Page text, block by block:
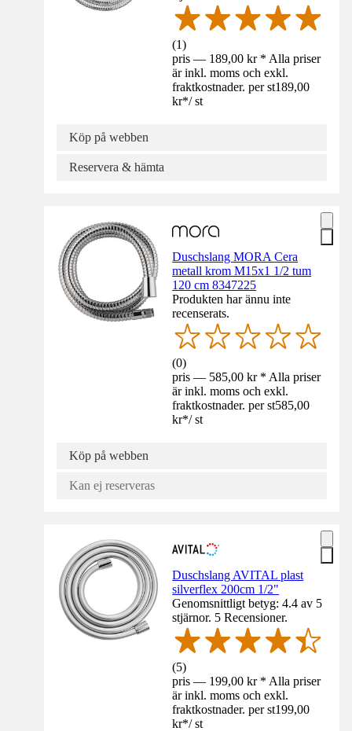
(1)
pris — 189,00 kr * Alla priser
är inkl. moms och exkl.
fraktkostnader. per st189,00
kr*/ st
Köp på webben
Reservera & hämta
Duschslang MORA Cera
metall krom M15x1 1/2 tum
120 cm 8347225
Produkten har ännu inte
recenserats.
(0)
pris — 585,00 kr * Alla priser
är inkl. moms och exkl.
fraktkostnader. per st585,00
kr*/ st
Köp på webben
Kan ej reserveras
Duschslang AVITAL plast
silverflex 200cm 1/2"
Genomsnittligt betyg: 4.4 av 5
stjärnor. 5 Recensioner.
(5)
pris — 199,00 kr * Alla priser
är inkl. moms och exkl.
fraktkostnader. per st199,00
kr*/ st